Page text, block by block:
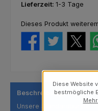
Lieferzeit: 1-3 Tage
Dieses Produkt
Beschreibung
Unsere Standardbürste
Diese Website
bestmögliche